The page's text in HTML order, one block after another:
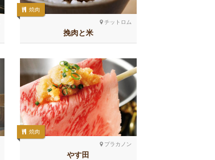
チットロム
焼肉
挽肉と米
プラカノン
焼肉
やす田